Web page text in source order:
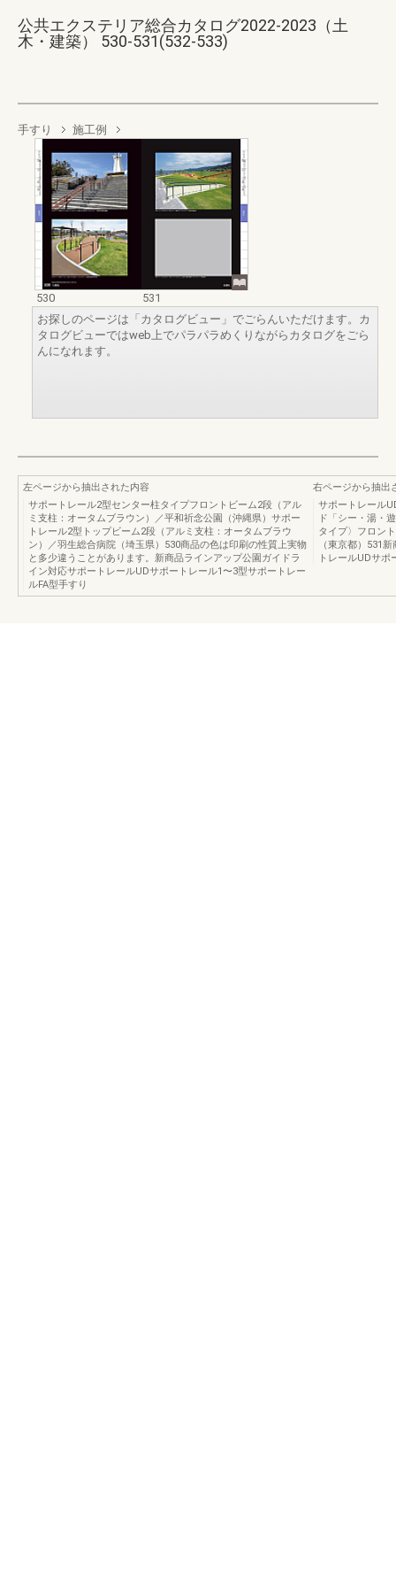
公共エクステリア総合カタログ2022-2023（土
木・建築） 530-531(532-533)
手すり 施工例
530
531
お探しのページは「カタログビュー」でごらんいただけます。カ
タログビューではweb上でパラパラめくりながらカタログをごら
んになれます。
左ページから抽出された内容
サポートレール2型センター柱タイプフロントビーム2段（アル
ミ支柱：オータムブラウン）／平和祈念公園（沖縄県）サポー
トレール2型トップビーム2段（アルミ支柱：オータムブラウ
ン）／羽生総合病院（埼玉県）530商品の色は印刷の性質上実物
と多少違うことがあります。新商品ラインアップ公園ガイドラ
イン対応サポートレールUDサポートレール1〜3型サポートレー
ルFA型手すり
右ページから抽出
サポートレール
ド「シー・湯・
タイプ〉フロン
（東京都）531
トレールUDサ